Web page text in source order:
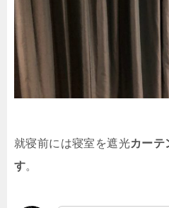
就寝前には寝室を遮光カーテ
す。